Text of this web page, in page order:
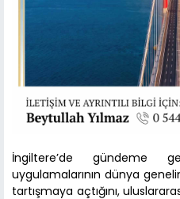
İngiltere’de gündeme
uygulamalarının dünya
tartışmaya açtığını,